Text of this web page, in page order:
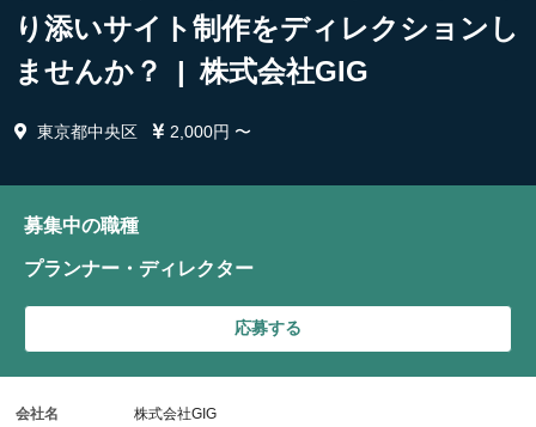
り添いサイト制作をディレクションし
ませんか？ | 株式会社GIG
東京都中央区 2,000円 〜
募集中の職種
プランナー・ディレクター
応募する
会社名 株式会社GIG